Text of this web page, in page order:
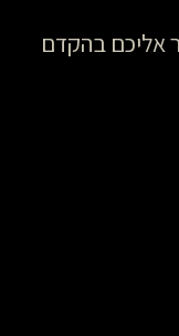
אליכם בהקדם